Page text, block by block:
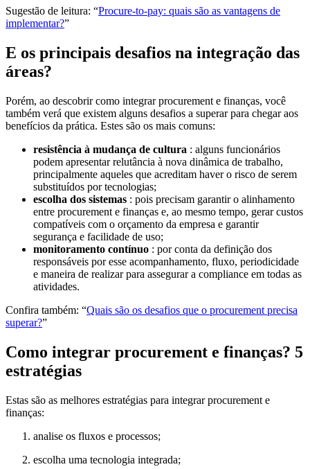
Sugestão de leitura: “Procure-to-pay: quais são as vantagens de
implementar?”
E os principais desafios na integração das
áreas?
Porém, ao descobrir como integrar procurement e finanças, você
também verá que existem alguns desafios a superar para chegar aos
benefícios da prática. Estes são os mais comuns:
resistência à mudança de cultura : alguns funcionários
podem apresentar relutância à nova dinâmica de trabalho,
principalmente aqueles que acreditam haver o risco de serem
substituídos por tecnologias;
escolha dos sistemas : pois precisam garantir o alinhamento
entre procurement e finanças e, ao mesmo tempo, gerar custos
compatíveis com o orçamento da empresa e garantir
segurança e facilidade de uso;
monitoramento contínuo : por conta da definição dos
responsáveis por esse acompanhamento, fluxo, periodicidade
e maneira de realizar para assegurar a compliance em todas as
atividades.
Confira também: “Quais são os desafios que o procurement precisa
superar?”
Como integrar procurement e finanças? 5
estratégias
Estas são as melhores estratégias para integrar procurement e
finanças:
analise os fluxos e processos;
escolha uma tecnologia integrada;